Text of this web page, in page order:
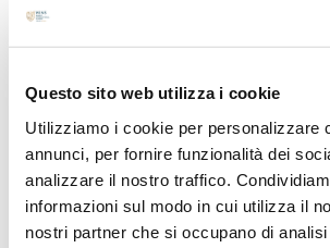
Questo sito web utilizza i cookie
Utilizziamo i cookie per personalizzare
annunci, per fornire funzionalità dei
analizzare il nostro traffico.
informazioni sul modo in cui utilizza il
nostri partner che si occupano di analisi
Agosto 2024
Luglio 2024
Marzo 2024
Febbraio 2024
Dicembre 2023
Settembre 2023